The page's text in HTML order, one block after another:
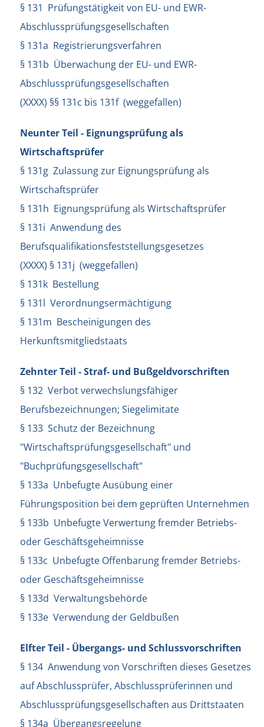
§ 131 Prüfungstätigkeit von EU- und EWR-
Abschlussprüfungsgesellschaften
§ 131a Registrierungsverfahren
§ 131b Überwachung der EU- und EWR-
Abschlussprüfungsgesellschaften
(XXXX) §§ 131c bis 131f (weggefallen)
Neunter Teil - Eignungsprüfung als
Wirtschaftsprüfer
§ 131g Zulassung zur Eignungsprüfung als
Wirtschaftsprüfer
§ 131h Eignungsprüfung als Wirtschaftsprüfer
§ 131i Anwendung des
Berufsqualifikationsfeststellungsgesetzes
(XXXX) § 131j (weggefallen)
§ 131k Bestellung
§ 131l Verordnungsermächtigung
§ 131m Bescheinigungen des
Herkunftsmitgliedstaats
Zehnter Teil - Straf- und Bußgeldvorschriften
§ 132 Verbot verwechslungsfähiger
Berufsbezeichnungen; Siegelimitate
§ 133 Schutz der Bezeichnung
"Wirtschaftsprüfungsgesellschaft" und
"Buchprüfungsgesellschaft"
§ 133a Unbefugte Ausübung einer
Führungsposition bei dem geprüften Unternehmen
§ 133b Unbefugte Verwertung fremder Betriebs-
oder Geschäftsgeheimnisse
§ 133c Unbefugte Offenbarung fremder Betriebs-
oder Geschäftsgeheimnisse
§ 133d Verwaltungsbehörde
§ 133e Verwendung der Geldbußen
Elfter Teil - Übergangs- und Schlussvorschriften
§ 134 Anwendung von Vorschriften dieses Gesetzes
auf Abschlussprüfer, Abschlussprüferinnen und
Abschlussprüfungsgesellschaften aus Drittstaaten
§ 134a Übergangsregelung